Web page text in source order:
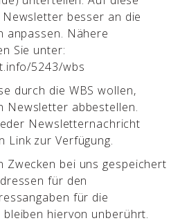
besser an die
anpassen. Nähere
Sie unter:
5243/wbs
durch die WBS wollen,
Newsletter abbestellen.
Newsletternachricht
Link zur Verfügung.
Zwecken bei uns gespeichert
für den
für die
bleiben hiervon unberührt.